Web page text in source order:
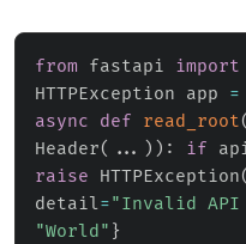
from fastapi import
HTTPException app =
async
def read_root(
Header( ... ) ) : if
raise HTTPException(
detail="Invalid API
"World" }